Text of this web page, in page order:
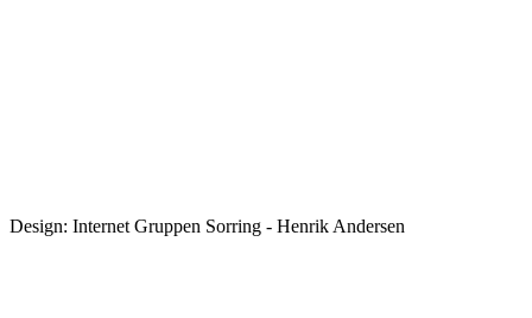
Design: Internet Gruppen Sorring - Henrik Andersen